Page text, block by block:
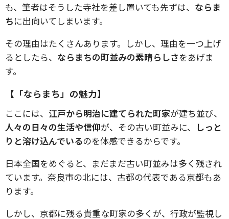
も、筆者はそうした寺社を差し置いても先ずは、 ならま
ちに出向いてしまいます。
その理由はたくさんあります。しかし、理由を一つ上げ
るとしたら、 ならまちの町並みの素晴らしさをあげま
す。
【「ならまち」の魅力】
ここには、 江戸から明治に建てられた町家が建ち並び、
人々の日々の生活や信仰が、その古い町並みに、 しっと
りと溶け込んでいるのを体感できるからです。
日本全国をめぐると、まだまだ古い町並みは多く残され
ています。奈良市の北には、古都の代表である京都もあ
ります。
しかし、京都に残る貴重な町家の多くが、行政が監視し